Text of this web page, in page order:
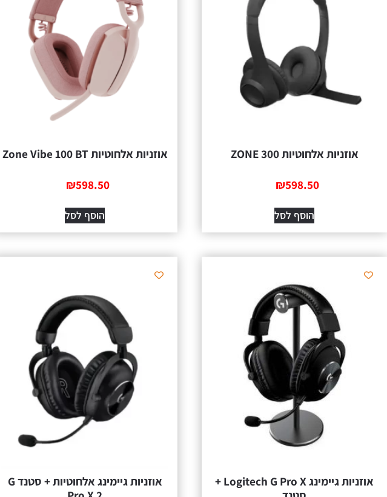
אוזניות אלחוטיות ZONE 300
₪598.50
הוסף לסל
אוזניות אלחוטיות Zone Vibe 100 BT
₪598.50
הוסף לסל
אוזניות גיימינג Logitech G Pro X +
אוזניות גיימינג אלחוטיות + סטנד G